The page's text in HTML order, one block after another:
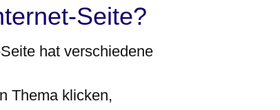
Seite?
hat verschiedene
Thema klicken,